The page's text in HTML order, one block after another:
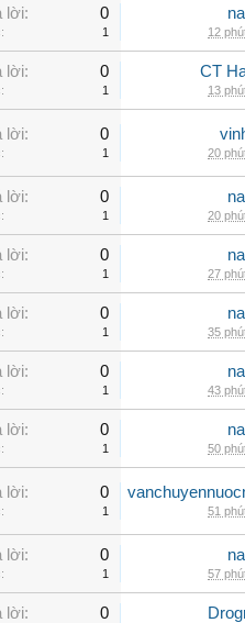
lời: 0
1 12
lời: 0
1
CT
13
lời: 0
1 20
lời: 0
1 20
lời: 0
1 27
lời: 0
1 35
lời: 0
1 43
lời: 0
1 50
lời: 0
1 51
lời: 0
1 57
lời: 0